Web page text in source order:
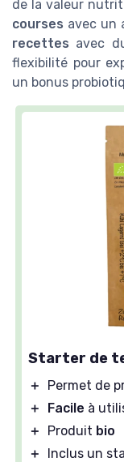
de la valeur
courses avec un
recettes avec
flexibilité pour
un bonus
Starter de
＋ Permet de
＋
Facile à
＋
Produit bio
＋
Inclus un